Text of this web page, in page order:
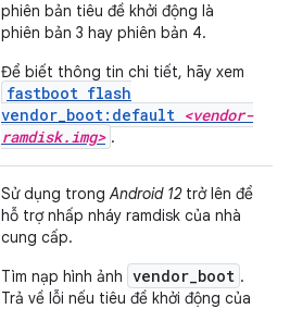
phiên bản tiêu đề khởi động là
phiên bản 3 hay phiên bản 4.
Để biết thông tin chi tiết, hãy xem
fastboot flash
vendor_boot:default <vendor-
ramdisk.img> .
Sử dụng trongAndroid 12trở lên để
hỗ trợ nhấp nháy ramdisk của nhà
cung cấp.
Tìm nạp hình ảnh vendor_boot .
Trả về lỗi nếu tiêu đề khởi động của